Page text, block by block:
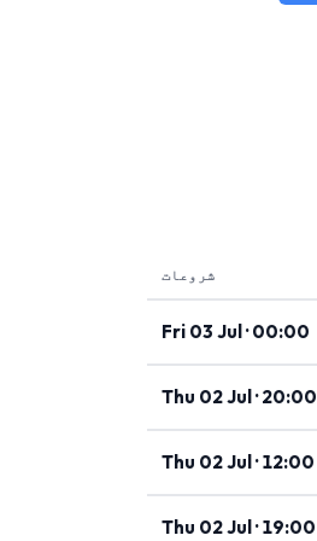
شروعات
Fri 03 Jul · 00:00
Thu 02 Jul · 20:00
Thu 02 Jul · 12:00
Thu 02 Jul · 19:00